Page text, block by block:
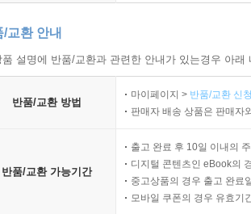
/교환 안내
설명에 반품/교환과 관련한 안내가 있는경우 아
반품/교환 방법
마이페이지 > 반품/교환 신
판매자 배송 상품은 판매자
반품/교환 가능기간
출고 완료 후 10일 이내의
디지털 콘텐츠인 eBook의
중고상품의 경우 출고 완료
모바일 쿠폰의 경우 유효기